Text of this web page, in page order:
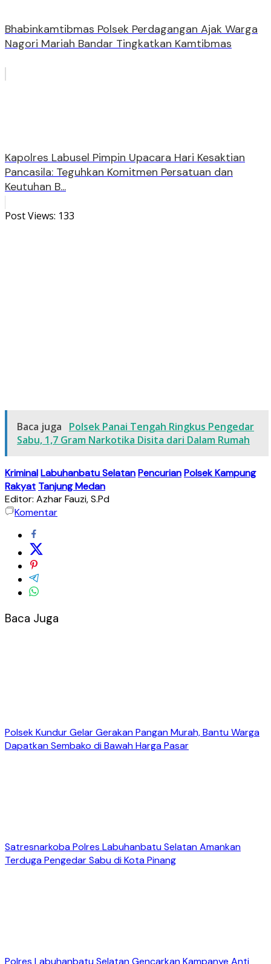
Bhabinkamtibmas Polsek Perdagangan Ajak Warga
Nagori Mariah Bandar Tingkatkan Kamtibmas
Kapolres Labusel Pimpin Upacara Hari Kesaktian
Pancasila: Teguhkan Komitmen Persatuan dan
Keutuhan B...
Post Views: 133
Baca juga
Polsek Panai Tengah Ringkus Pengedar
Sabu, 1,7 Gram Narkotika Disita dari Dalam Rumah
KriminalLabuhanbatu SelatanPencurianPolsek Kampung
Rakyat Tanjung Medan
Editor: Azhar Fauzi, S.Pd
Komentar
Baca Juga
Polsek Kundur Gelar Gerakan Pangan Murah, Bantu Warga
Dapatkan Sembako di Bawah Harga Pasar
Satresnarkoba Polres Labuhanbatu Selatan Amankan
Terduga Pengedar Sabu di Kota Pinang
Polres Labuhanbatu Selatan Gencarkan Kampanye Anti